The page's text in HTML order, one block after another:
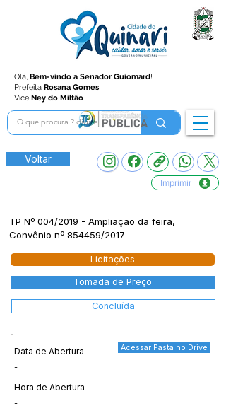
Olá, Bem-vindo a Senador Guiomard!
Prefeita Rosana Gomes
Vice Ney do Miltão
Voltar
Imprimir
TP Nº 004/2019 - Ampliação da feira,
Convênio nº 854459/2017
Licitações
Tomada de Preço
Concluída
Data de Abertura Acessar Pasta no Drive
-
Hora de Abertura
-